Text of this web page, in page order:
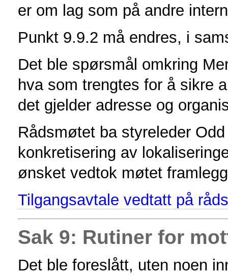
er om lag som på andre
Punkt 9.9.2 må endres, i
Det ble spørsmål omkring
hva som trengtes for å sikre
det gjelder adresse og
Rådsmøtet ba styreleder
konkretisering av
ønsket vedtok møtet
Tilgangsavtale vedtatt på
Sak 9: Rutiner for
Det ble foreslått, uten noen